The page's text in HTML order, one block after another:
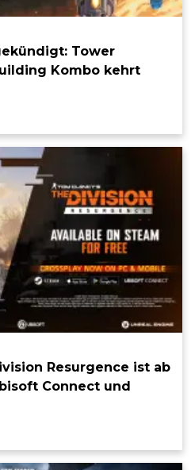
Tower
Kombo kehrt
Resurgence ist ab
Connect und